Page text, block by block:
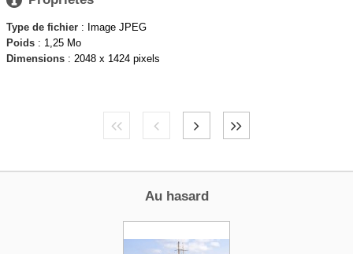
Type de fichier : Image JPEG
Poids : 1,25 Mo
Dimensions : 2048 x 1424 pixels
Au hasard